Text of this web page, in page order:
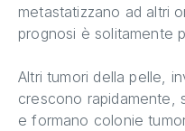
metastatizzano ad altri
prognosi è solitamente
Altri tumori della pelle,
crescono rapidamente,
e formano colonie